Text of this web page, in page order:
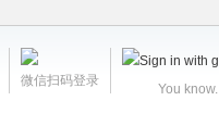
You know.
微信扫码登录